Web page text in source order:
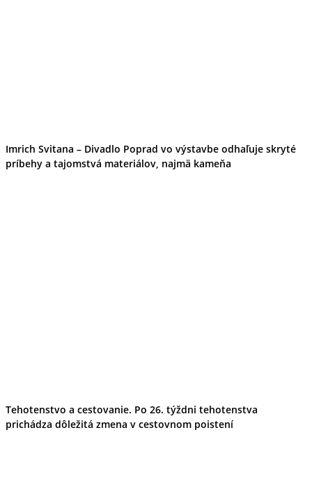
Imrich Svitana – Divadlo Poprad vo výstavbe odhaľuje skryté
príbehy a tajomstvá materiálov, najmä kameňa
Tehotenstvo a cestovanie. Po 26. týždni tehotenstva
prichádza dôležitá zmena v cestovnom poistení